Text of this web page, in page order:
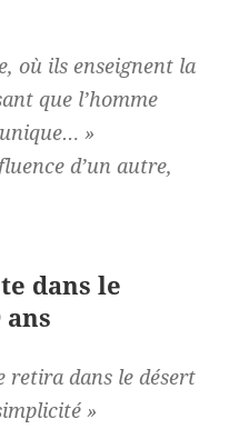
où ils enseignent la
que l’homme
»
d’un autre,
dans le
ans
retira dans le désert
»